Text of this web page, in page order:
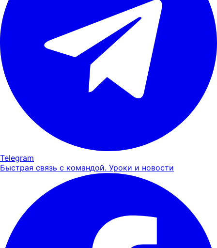
Telegram
Быстрая связь с командой. Уроки и новости